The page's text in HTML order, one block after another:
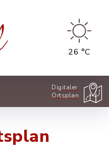
26 °C
Digitaler
Ortsplan